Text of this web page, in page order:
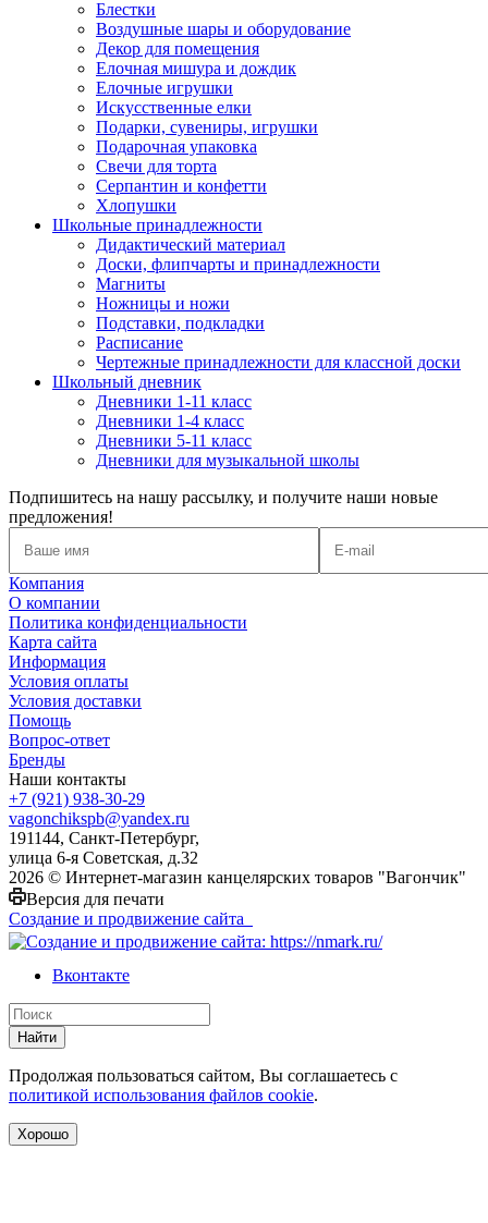
Блестки
Воздушные шары и оборудование
Декор для помещения
Елочная мишура и дождик
Елочные игрушки
Искусственные елки
Подарки, сувениры, игрушки
Подарочная упаковка
Свечи для торта
Серпантин и конфетти
Хлопушки
Школьные принадлежности
Дидактический материал
Доски, флипчарты и принадлежности
Магниты
Ножницы и ножи
Подставки, подкладки
Расписание
Чертежные принадлежности для классной доски
Школьный дневник
Дневники 1-11 класс
Дневники 1-4 класс
Дневники 5-11 класс
Дневники для музыкальной школы
Подпишитесь на нашу рассылку, и получите наши новые
предложения!
Компания
О компании
Политика конфиденциальности
Карта сайта
Информация
Условия оплаты
Условия доставки
Помощь
Вопрос-ответ
Бренды
Наши контакты
+7 (921) 938-30-29
vagonchikspb@yandex.ru
191144, Санкт-Петербург,
улица 6-я Советская, д.32
2026 © Интернет-магазин канцелярских товаров "Вагончик"
Версия для печати
Создание и продвижение сайта
Вконтакте
Найти
Продолжая пользоваться сайтом, Вы соглашаетесь с
политикой использования файлов cookie.
Хорошо